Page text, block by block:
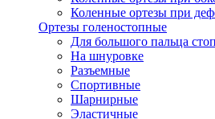
Коленные ортезы при
Ортезы голеностопные
Для большого пальца
На шнуровке
Разъемные
Спортивные
Шарнирные
Эластичные